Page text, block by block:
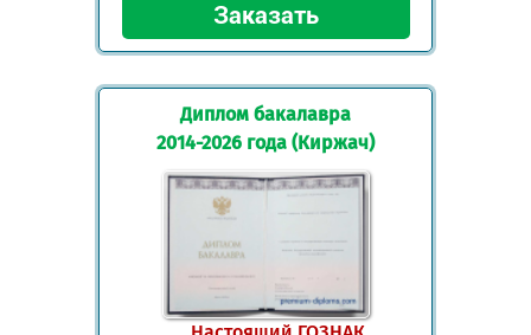
Диплом бакалавра
2014-2026 года (Киржач)